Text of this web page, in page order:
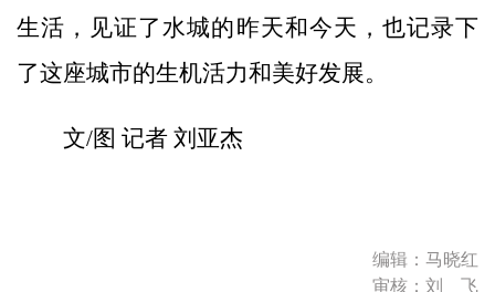
生活，见证了水城的昨天和今天，也记录下
了这座城市的生机活力和美好发展。
文/图 记者 刘亚杰
编辑：马晓红
审核：刘 飞